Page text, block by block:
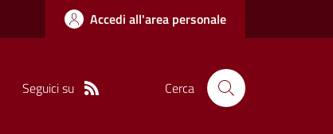
Accedi all'area personale
Seguici su Cerca